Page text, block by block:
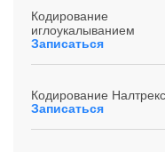
Кодирование
иглоукалыванием
Записаться
Кодирование
Записаться